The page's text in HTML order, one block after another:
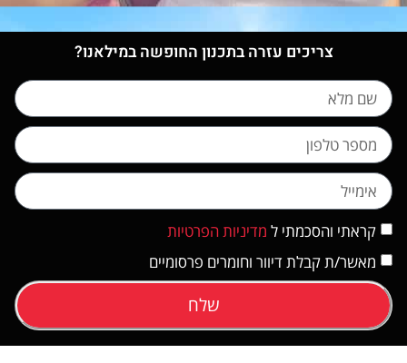
צריכים עזרה בתכנון החופשה במילאנו?
קראתי והסכמתי ל מדיניות הפרטיות
מאשר/ת קבלת דיוור וחומרים פרסומיים
שלח